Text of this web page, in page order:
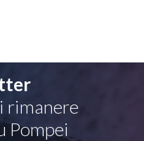
rimanere
Pompei